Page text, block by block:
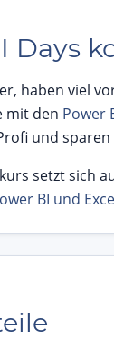
Days
haben viel
mit den Power
und sparen
setzt sich
BI und